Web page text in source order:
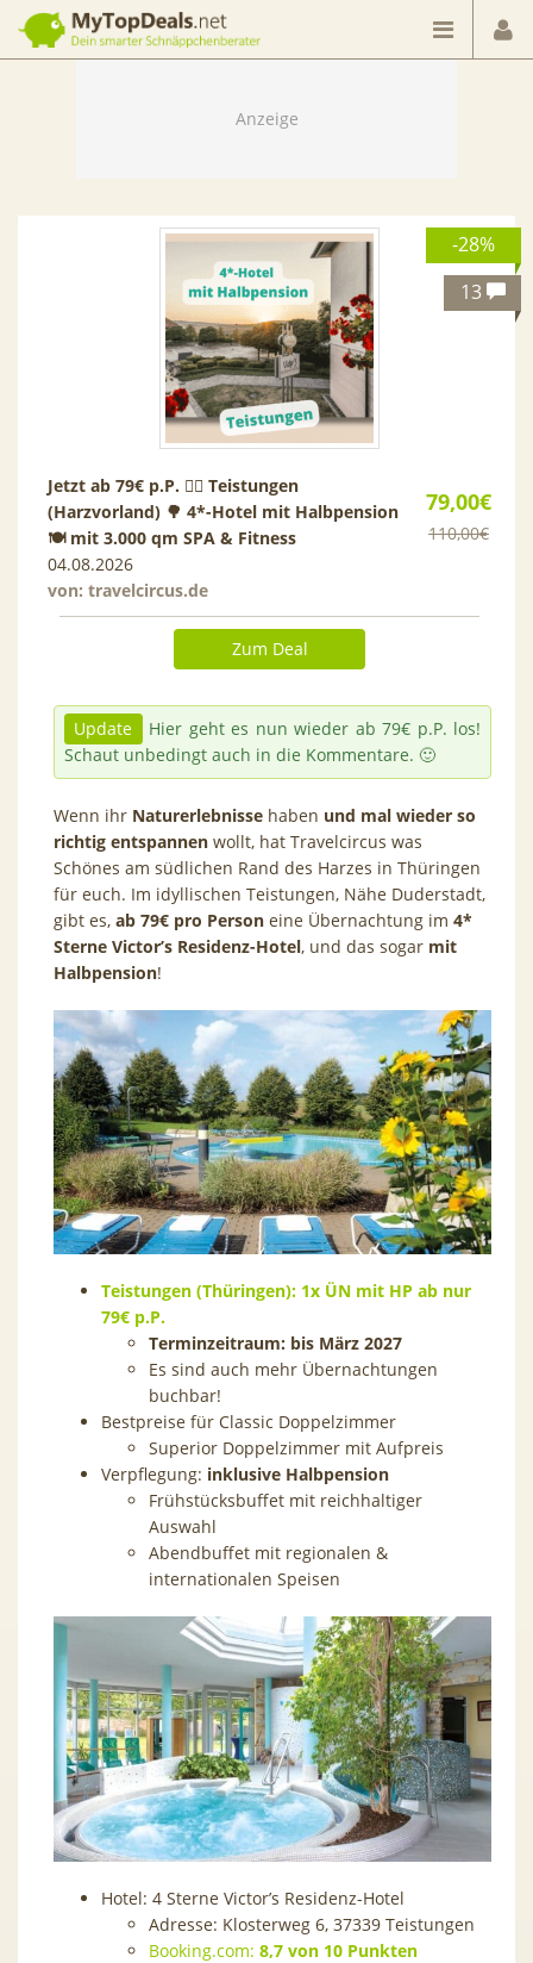
Dein smarter Schnäppchenberater
-28%
13
79,00€
110,00€
Jetzt ab 79€ p.P. 🏃‍♀ Teistungen
(Harzvorland) 🌳 4*-Hotel mit Halbpension
🍽 mit 3.000 qm SPA & Fitness
04.08.2026
von: travelcircus.de
Zum Deal
Update
Hier geht es nun wieder ab 79€ p.P. los!
Schaut unbedingt auch in die Kommentare. 🙂
Wenn ihr Naturerlebnisse haben und mal wieder so
richtig entspannen wollt, hat Travelcircus was
Schönes am südlichen Rand des Harzes in Thüringen
für euch. Im idyllischen Teistungen, Nähe Duderstadt,
gibt es, ab 79€ pro Person eine Übernachtung im 4*
Sterne Victor’s Residenz-Hotel, und das sogar mit
Halbpension!
Teistungen (Thüringen): 1x ÜN mit HP ab nur
79€ p.P.
Terminzeitraum: bis März 2027
Es sind auch mehr Übernachtungen
buchbar!
Bestpreise für Classic Doppelzimmer
Superior Doppelzimmer mit Aufpreis
Verpflegung: inklusive Halbpension
Frühstücksbuffet mit reichhaltiger
Auswahl
Abendbuffet mit regionalen &
internationalen Speisen
Hotel: 4 Sterne Victor’s Residenz-Hotel
Adresse: Klosterweg 6, 37339 Teistungen
Booking.com: 8,7 von 10 Punkten